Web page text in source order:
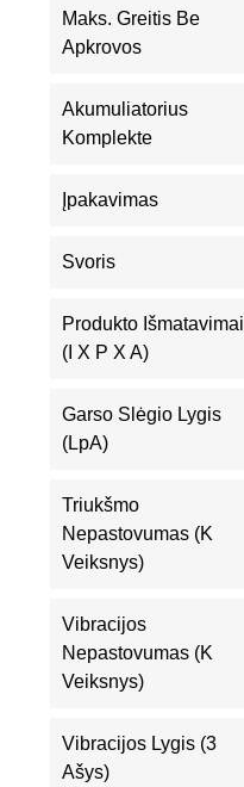
Maks. Greitis Be
Apkrovos
Akumuliatorius
Komplekte
Įpakavimas
Svoris
Produkto Išmatavimai
(I X P X A)
Garso Slėgio Lygis
(LpA)
Triukšmo
Nepastovumas (K
Veiksnys)
Vibracijos
Nepastovumas (K
Veiksnys)
Vibracijos Lygis (3
Ašys)